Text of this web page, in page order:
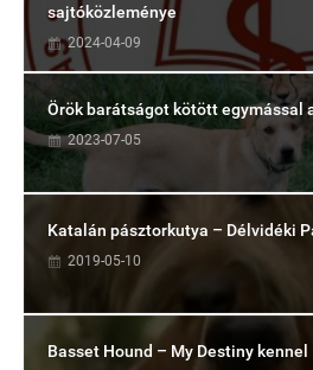
sajtóközleménye
2024-04-09
Örök barátságot kötött egymással
2023-07-05
Katalán pásztorkutya – Délvidéki
2019-05-10
Basset Hound – My Destiny kennel